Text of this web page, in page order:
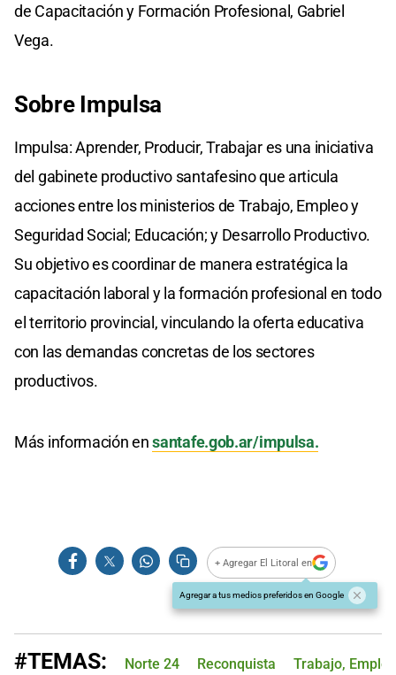
de Capacitación y Formación Profesional, Gabriel
Vega.
Sobre Impulsa
Impulsa: Aprender, Producir, Trabajar es una iniciativa
del gabinete productivo santafesino que articula
acciones entre los ministerios de Trabajo, Empleo y
Seguridad Social; Educación; y Desarrollo Productivo.
Su objetivo es coordinar de manera estratégica la
capacitación laboral y la formación profesional en todo
el territorio provincial, vinculando la oferta educativa
con las demandas concretas de los sectores
productivos.
Más información ensantafe.gob.ar/impulsa.
+ Agregar El Litoral en
Agregar a tus medios preferidos en Google
#TEMAS: Norte 24 Reconquista Trabajo,